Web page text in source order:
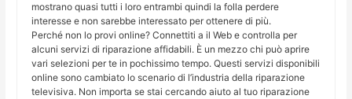
mostrano quasi tutti i loro entrambi quindi la folla perdere
interesse e non sarebbe interessato per ottenere di più.
Perché non lo provi online? Connettiti a il Web e controlla per
alcuni servizi di riparazione affidabili. È un mezzo chi può aprire
vari selezioni per te in pochissimo tempo. Questi servizi disponibili
online sono cambiato lo scenario di l’industria della riparazione
televisiva. Non importa se stai cercando aiuto al tuo riparazione